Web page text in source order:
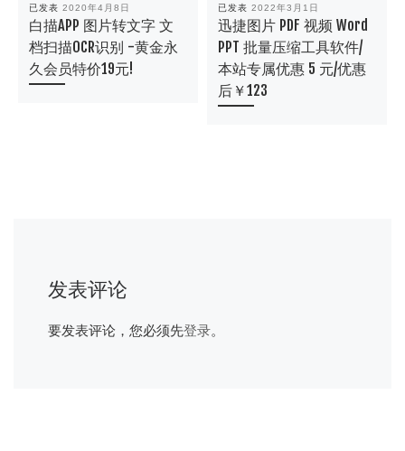
已发表 2020年4月8日
白描APP 图片转文字 文
档扫描OCR识别 -黄金永
久会员特价19元!
已发表 2022年3月1日
迅捷图片 PDF 视频 Word
PPT 批量压缩工具软件/
本站专属优惠 5 元/优惠
后￥123
发表评论
要发表评论，您必须先登录。